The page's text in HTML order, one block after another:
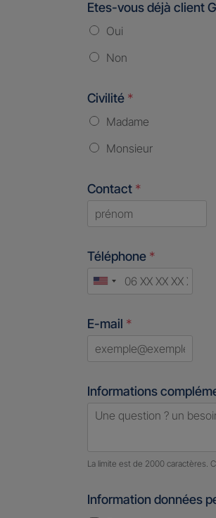
Etes-vous déjà client
Oui
Non
Civilité *
Madame
Monsieur
Contact *
Téléphone *
United
E-mail *
Informations
Nombre de
La limite est de 2000 caractères.
Information données